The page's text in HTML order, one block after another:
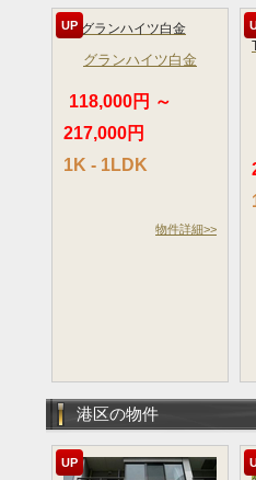
UP
グランハイツ白金
118,000円 ～
217,000円
1K - 1LDK
物件詳細>>
港区の物件
UP